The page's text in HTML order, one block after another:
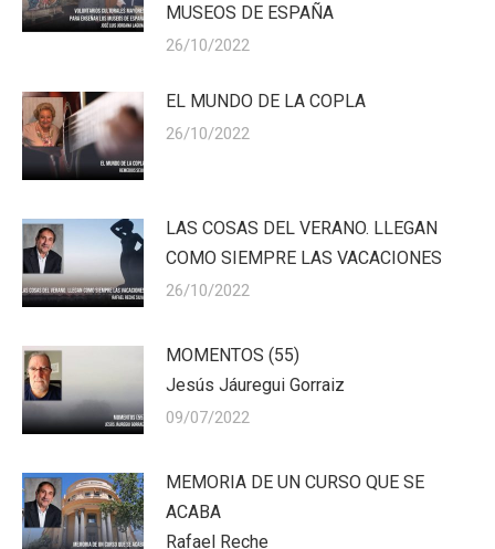
MUSEOS DE ESPAÑA
26/10/2022
EL MUNDO DE LA COPLA
26/10/2022
LAS COSAS DEL VERANO. LLEGAN
COMO SIEMPRE LAS VACACIONES
26/10/2022
MOMENTOS (55)
Jesús Jáuregui Gorraiz
09/07/2022
MEMORIA DE UN CURSO QUE SE
ACABA
Rafael Reche